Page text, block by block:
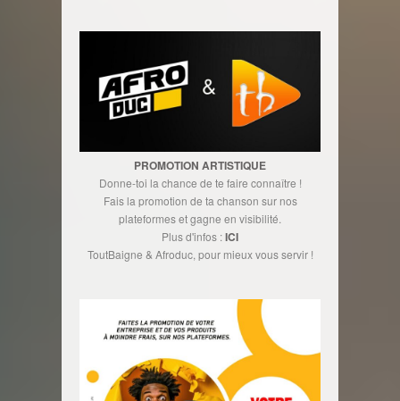
PROMOTION ARTISTIQUE
Donne-toi la chance de te faire connaître !
Fais la promotion de ta chanson sur nos
plateformes et gagne en visibilité.
Plus d'infos :ICI
ToutBaigne & Afroduc, pour mieux vous servir !